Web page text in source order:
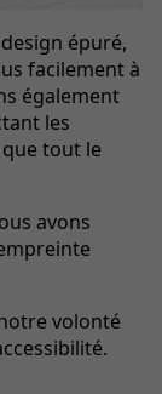
épuré,
facilement à
également
les
tout le
avons
volonté